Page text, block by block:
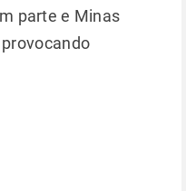
parte e Minas